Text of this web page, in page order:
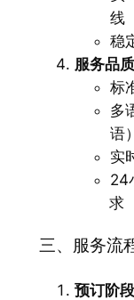
线
稳
服务品
标
多
语）
实
24
求
三、服务流
预订阶段